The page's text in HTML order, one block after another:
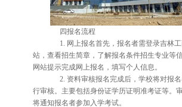
四报名流程
1. 网上报名首先，报名者需登录吉林工
站，查看招生简章，了解报名条件招生专业等
网站提示完成网上报名，填写个人信息。
2. 资料审核报名完成后，学校将对报名
行审核。主要包括身份证学历证明准考证等。
将通知报名者参加入学考试。